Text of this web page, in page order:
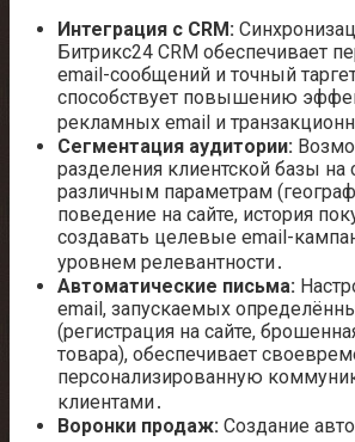
Интеграция с CRM:
Битрикс24 CRM обеспечивает
email-сообщений и точный
способствует повышению
рекламных email и
Сегментация аудитории:
разделения клиентской базы на
различным параметрам
поведение на сайте, история
создавать целевые email-
уровнем релевантности․
Автоматические письма:
email, запускаемых
(регистрация на сайте,
товара), обеспечивает
персонализированную
клиентами․
Воронки продаж: Создание